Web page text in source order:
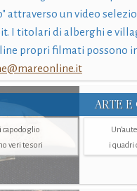
attraverso un video
I titolari di alberghi e
propri filmati possono
ARTE E
capodoglio
veri tesori
i quadri